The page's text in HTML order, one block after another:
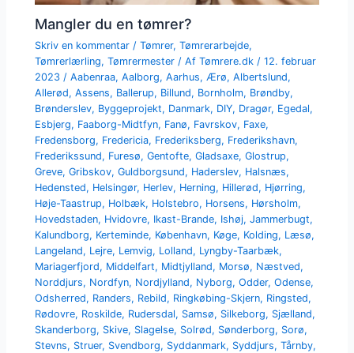
Mangler du en tømrer?
Skriv en kommentar /Tømrer,Tømrerarbejde,
Tømrerlærling,Tømrermester / AfTømrere.dk /12. februar
2023 /Aabenraa,Aalborg,Aarhus, Ærø,Albertslund,
Allerød,Assens, Ballerup, Billund, Bornholm, Brøndby,
Brønderslev, Byggeprojekt, Danmark, DIY, Dragør, Egedal,
Esbjerg, Faaborg-Midtfyn, Fanø, Favrskov, Faxe,
Fredensborg, Fredericia, Frederiksberg, Frederikshavn,
Frederikssund, Furesø,Gentofte,Gladsaxe,Glostrup,
Greve,Gribskov,Guldborgsund, Haderslev, Halsnæs,
Hedensted, Helsingør, Herlev, Herning, Hillerød, Hjørring,
Høje-Taastrup, Holbæk, Holstebro, Horsens, Hørsholm,
Hovedstaden, Hvidovre, Ikast-Brande, Ishøj,Jammerbugt,
Kalundborg, Kerteminde, København, Køge, Kolding, Læsø,
Langeland, Lejre, Lemvig, Lolland, Lyngby-Taarbæk,
Mariagerfjord, Middelfart, Midtjylland, Morsø, Næstved,
Norddjurs, Nordfyn, Nordjylland, Nyborg,Odder,Odense,
Odsherred, Randers, Rebild, Ringkøbing-Skjern, Ringsted,
Rødovre, Roskilde, Rudersdal, Samsø, Silkeborg, Sjælland,
Skanderborg, Skive, Slagelse, Solrød, Sønderborg, Sorø,
Stevns, Struer, Svendborg, Syddanmark, Syddjurs,Tårnby,